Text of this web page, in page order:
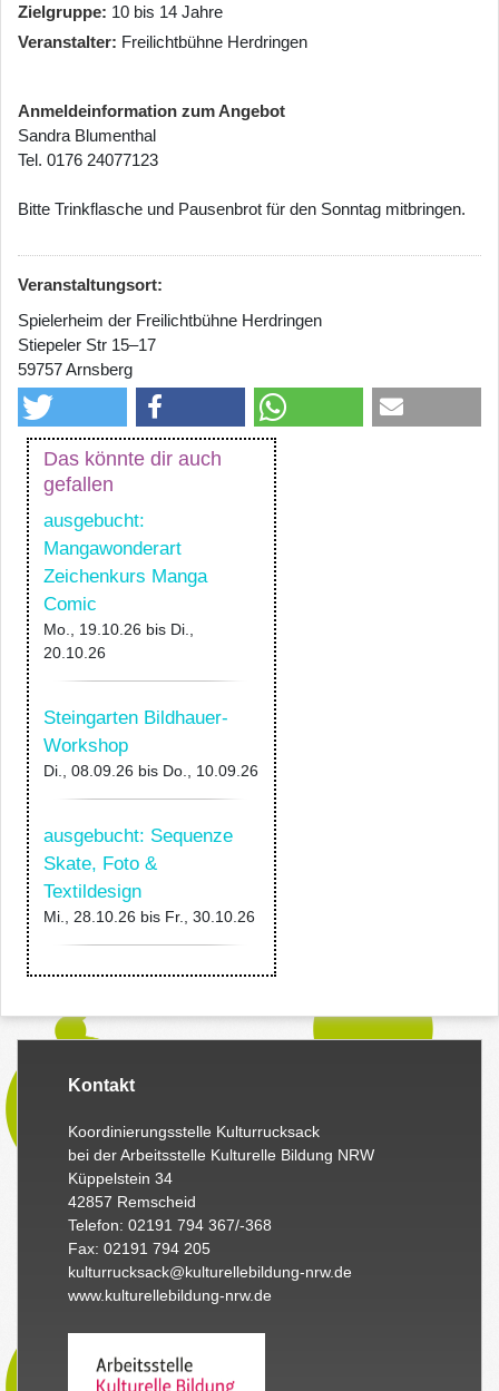
Zielgruppe 10 bis 14 Jahre
Veranstalter Freilichtbühne Herdringen
Anmeldeinformation zum Angebot
Sandra Blumenthal
Tel. 0176 24077123
Bitte Trinkflasche und Pausenbrot für den Sonntag mitbringen.
Veranstaltungsort:
Spielerheim der Freilichtbühne Herdringen
Stiepeler Str 15–17
59757 Arnsberg
Das könnte dir auch
gefallen
ausgebucht:
Mangawonderart
Zeichenkurs Manga
Comic
Mo., 19.10.26 bis Di.,
20.10.26
Steingarten Bildhauer-
Workshop
Di., 08.09.26 bis Do., 10.09.26
ausgebucht: Sequenze
Skate, Foto &
Textildesign
Mi., 28.10.26 bis Fr., 30.10.26
Kontakt
Koordinierungsstelle Kulturrucksack
bei der Arbeitsstelle Kulturelle Bildung NRW
Küppelstein 34
42857 Remscheid
Telefon: 02191 794 367/-368
Fax: 02191 794 205
kulturrucksack@kulturellebildung-nrw.de
www.kulturellebildung-nrw.de